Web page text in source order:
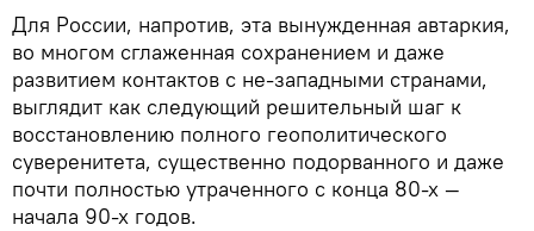
Для России, напротив, эта вынужденная автаркия,
во многом сглаженная сохранением и даже
развитием контактов с не-западными странами,
выглядит как следующий решительный шаг к
восстановлению полного геополитического
суверенитета, существенно подорванного и даже
почти полностью утраченного с конца 80-х —
начала 90-х годов.